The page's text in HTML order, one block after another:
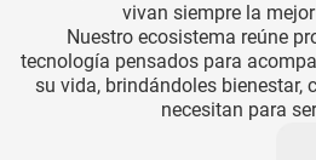
vivan siempre la
Nuestro ecosistema reúne
tecnología pensados para
su vida, brindándoles bienestar,
necesitan para